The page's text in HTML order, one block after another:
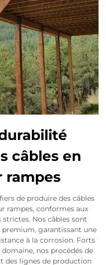
câbles en
rampes
de produire des câbles
rampes, conformes aux
Nos câbles sont
garantissant une
à la corrosion. Forts
nos procédés de
des lignes de production